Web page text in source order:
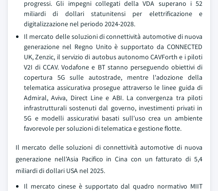
progressi. Gli impegni collegati della VDA superano i 52
miliardi di dollari statunitensi per elettrificazione e
digitalizzazione nel periodo 2024-2028.
Il mercato delle soluzioni di connettività automotive di nuova
generazione nel Regno Unito è supportato da CONNECTED
UK, Zenzic, il servizio di autobus autonomo CAVForth e i piloti
V2I di CCAV. Vodafone e BT stanno perseguendo obiettivi di
copertura 5G sulle autostrade, mentre l'adozione della
telematica assicurativa prosegue attraverso le linee guida di
Admiral, Aviva, Direct Line e ABI. La convergenza tra piloti
infrastrutturali sostenuti dal governo, investimenti privati in
5G e modelli assicurativi basati sull'uso crea un ambiente
favorevole per soluzioni di telematica e gestione flotte.
Il mercato delle soluzioni di connettività automotive di nuova
generazione nell'Asia Pacifico in Cina con un fatturato di 5,4
miliardi di dollari USA nel 2025.
Il mercato cinese è supportato dal quadro normativo MIIT